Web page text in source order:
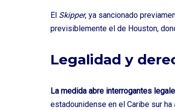
El Skipper, ya sancionado
previsiblemente el de Houston,
Legalidad y
La medida abre interrogantes
estadounidense en el Caribe sur